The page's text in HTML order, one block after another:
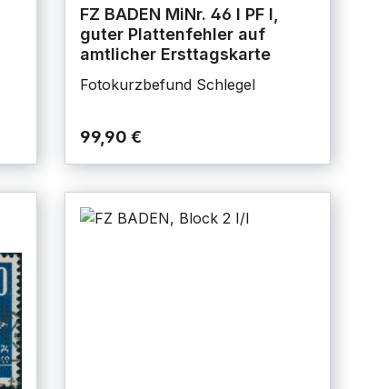
FZ BADEN MiNr. 46 I PF I,
guter Plattenfehler auf
amtlicher Ersttagskarte
Fotokurzbefund Schlegel
99,90 €